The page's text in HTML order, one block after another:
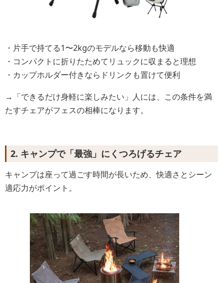
・片手で持てる1〜2kgのモデルなら移動も快適
・コンパクトに折りたためてリュックに収まると理想
・カップホルダー付きならドリンクも置けて便利
→「できるだけ身軽に楽しみたい」人には、この条件を満
たすチェアがフェスの相棒になります。
2. キャンプで「最強」にくつろげるチェア
キャンプは座って過ごす時間が長いため、快適さとシーン
適応力がポイント。